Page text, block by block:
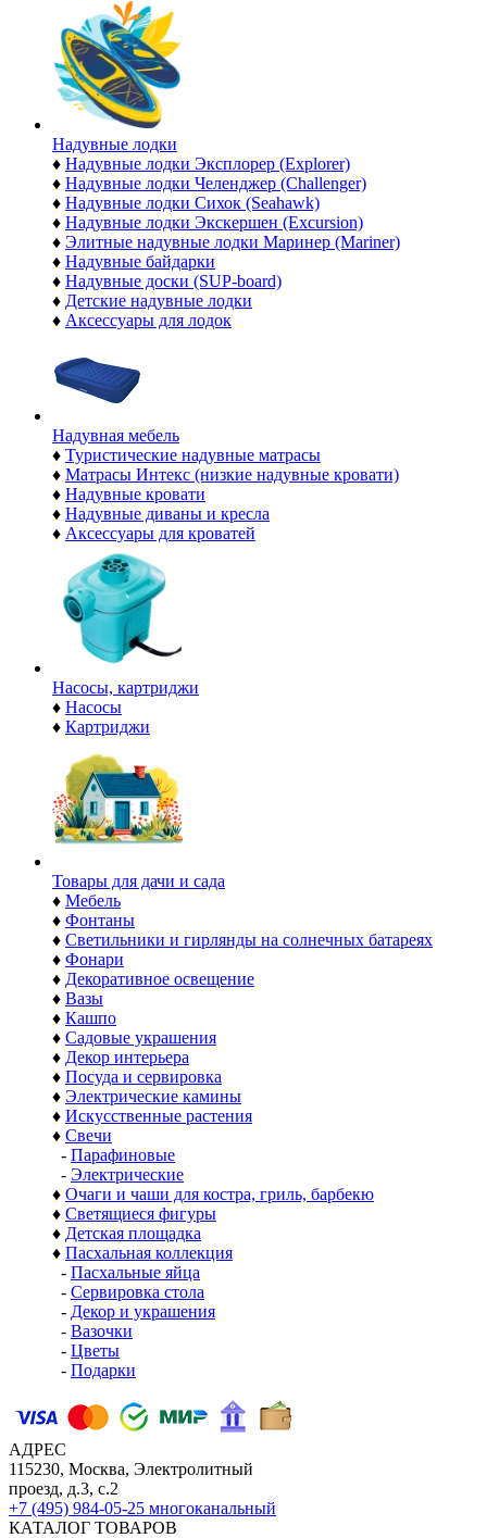
Надувные лодки
♦ Надувные лодки Эксплорер (Explorer)
♦ Надувные лодки Челенджер (Challenger)
♦ Надувные лодки Сихок (Seahawk)
♦ Надувные лодки Экскершен (Excursion)
♦ Элитные надувные лодки Маринер (Mariner)
♦ Надувные байдарки
♦ Надувные доски (SUP-board)
♦ Детские надувные лодки
♦ Аксессуары для лодок
Надувная мебель
♦ Туристические надувные матрасы
♦ Матрасы Интекс (низкие надувные кровати)
♦ Надувные кровати
♦ Надувные диваны и кресла
♦ Аксессуары для кроватей
Насосы, картриджи
♦ Насосы
♦ Картриджи
Товары для дачи и сада
♦ Мебель
♦ Фонтаны
♦ Светильники и гирлянды на солнечных батареях
♦ Фонари
♦ Декоративное освещение
♦ Вазы
♦ Кашпо
♦ Садовые украшения
♦ Декор интерьера
♦ Посуда и сервировка
♦ Электрические камины
♦ Искусственные растения
♦ Свечи
- Парафиновые
- Электрические
♦ Очаги и чаши для костра, гриль, барбекю
♦ Светящиеся фигуры
♦ Детская площадка
♦ Пасхальная коллекция
- Пасхальные яйца
- Сервировка стола
- Декор и украшения
- Вазочки
- Цветы
- Подарки
АДРЕС
115230, Москва, Электролитный
проезд, д.3, с.2
+7 (495) 984-05-25 многоканальный
КАТАЛОГ ТОВАРОВ